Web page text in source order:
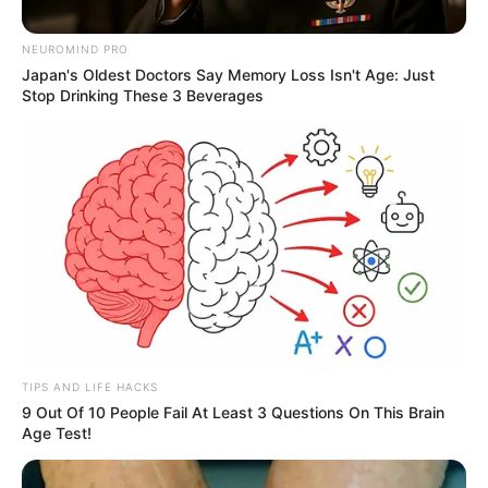
Procuraduría reveló la lista de los 26
“medios fake” que involucran a
exdirectivos de Telemedellín
NOTICIAS MEDELLÍN
Procuraduría investiga a
tres exgerentes de
exsecretario de
Comunicaciones de
NEUROMIND PRO
Japan's Oldest Doctors Say Memory Loss Isn't Age: Just
Stop Drinking These 3 Beverages
TIPS AND LIFE HACKS
9 Out Of 10 People Fail At Least 3 Questions On This Brain
Age Test!